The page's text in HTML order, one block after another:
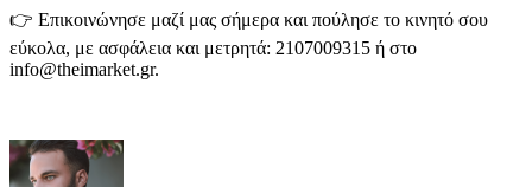
👉 Επικοινώνησε μαζί μας σήμερα και πούλησε το κινητό σου
εύκολα, με ασφάλεια και μετρητά: 2107009315 ή στο
info@theimarket.gr.